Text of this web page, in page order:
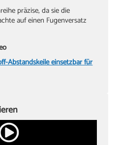
präzise, da sie die
auf einen Fugenversatz
Abstandskeile einsetzbar für